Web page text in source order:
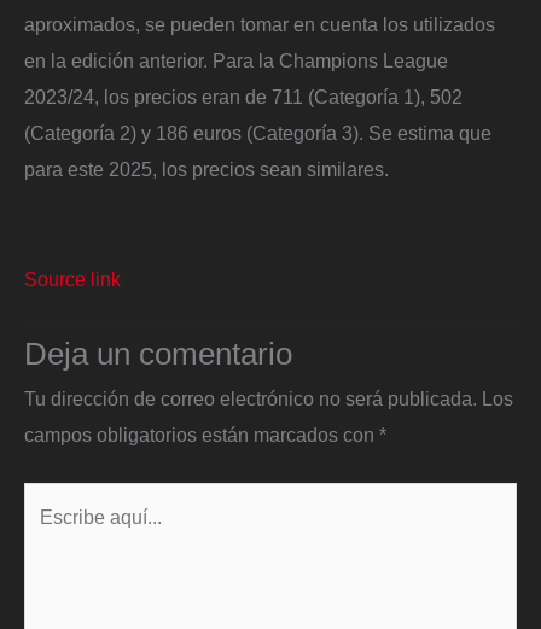
aproximados, se pueden tomar en cuenta los utilizados
en la edición anterior. Para la Champions League
2023/24, los precios eran de 711 (Categoría 1), 502
(Categoría 2) y 186 euros (Categoría 3). Se estima que
para este 2025, los precios sean similares.
Source link
Deja un comentario
Tu dirección de correo electrónico no será publicada. Los
campos obligatorios están marcados con *